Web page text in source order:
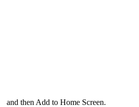
and then Add to Home Screen.